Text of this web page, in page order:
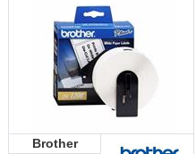
Brother Brother